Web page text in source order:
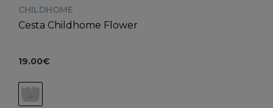
CHILDHOME
Cesta Childhome Flower
19.00€